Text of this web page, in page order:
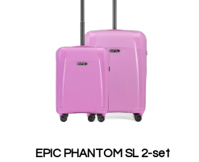
EPIC PHANTOM SL 2-set